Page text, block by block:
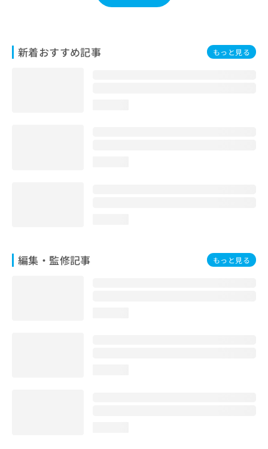
新着おすすめ記事 もっと見る
編集・監修記事 もっと見る
わ